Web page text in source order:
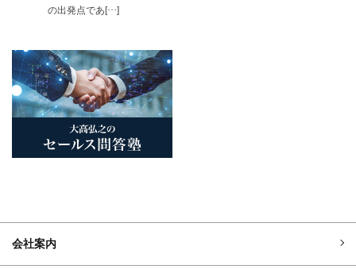
の出発点であ[…]
会社案内